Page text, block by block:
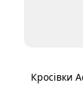
Кросівки